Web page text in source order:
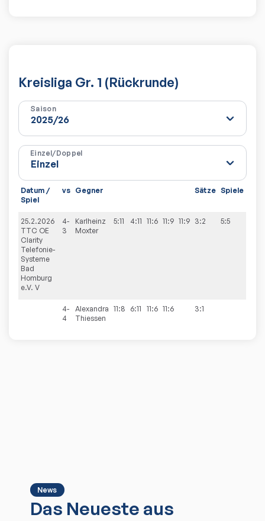
Kreisliga Gr. 1 (Rückrunde)
Saison
Einzel/Doppel
Datum /
Spiel
vs Gegner Sätze Spiele
25.2.2026
TTC OE
Clarity
Telefonie-
Systeme
Bad
Homburg
e.V. V
4-
3
Karlheinz
Moxter
5:11 4:11 11:6 11:9 11:9 3:2 5:5
4-
4
Alexandra
Thiessen
11:8 6:11 11:6 11:6 3:1
News
Das Neueste aus